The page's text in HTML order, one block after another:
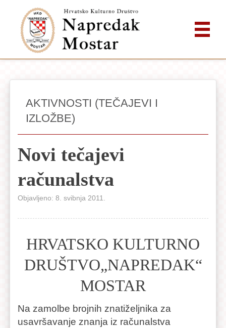
AKTIVNOSTI (TEČAJEVI I
IZLOŽBE)
Novi tečajevi
računalstva
Objavljeno: 8. svibnja 2011.
HRVATSKO KULTURNO
DRUŠTVO„NAPREDAK“
MOSTAR
Na zamolbe brojnih znatiželjnika za
usavršavanje znanja iz računalstva